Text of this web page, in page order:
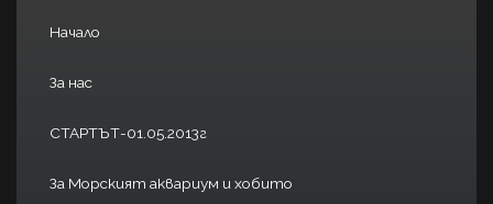
Начало
За нас
СТАРТЪТ-01.05.2013г
За Морският аквариум и хобито